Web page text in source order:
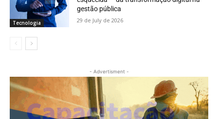
Tecnologia
gestão pública
29 de July de 2026
- Advertisment -